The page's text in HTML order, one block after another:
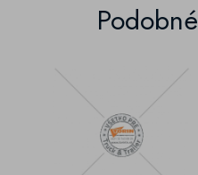
Podobné